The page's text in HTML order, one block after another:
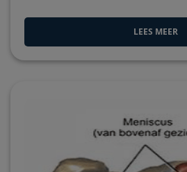
LEES MEER